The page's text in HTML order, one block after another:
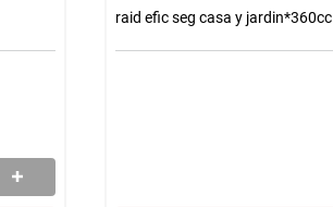
raid efic seg casa y jardin*360cc